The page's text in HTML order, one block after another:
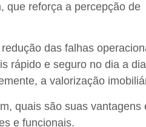
, que reforça a percepção de
redução das falhas
rápido e seguro no dia a
a valorização
quais são suas vantagens
e funcionais.